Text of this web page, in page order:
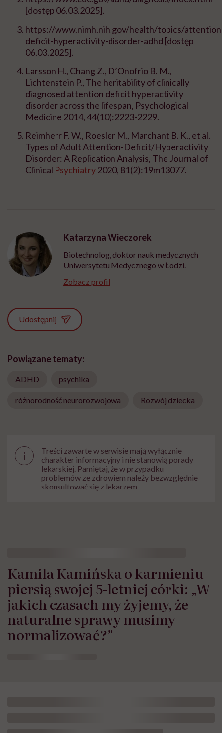
[dostęp 06.03.2025].
https://www.nimh.nih.gov/health/topics/
deficit-hyperactivity-disorder-adhd [dostęp
06.03.2025].
Larsson H., Chang Z., D’Onofrio B. M.,
Lichtenstein P., The heritability of clinically
diagnosed attention deficit hyperactivity
disorder across the lifespan, Psychological
Medicine 2014, 44(10):2223-2229.
Reimherr F. W., Roesler M., Marchant B. K., et al.
Types of Adult Attention-Deficit/Hyperactivity
Disorder: A Replication Analysis, The Journal of
Clinical Psychiatry 2020, 81(2):19m13077.
Katarzyna Wieczorek
Biotechnolog, doktor nauk medycznych
Uniwersytetu Medycznego w Łodzi.
Zobacz profil
Udostępnij
Powiązane tematy:
ADHD psychika
różnorodność neurorozwojowa Rozwój dziecka
i
Treści zawarte w serwisie mają wyłącznie
charakter informacyjny i nie stanowią porady
lekarskiej. Pamiętaj, że w przypadku
problemów ze zdrowiem należy bezwzględnie
skonsultować się z lekarzem.
Kamila Kamińska o karmieniu
piersią swojej 5-letniej córki: „W
jakich czasach my żyjemy, że
naturalne sprawy musimy
normalizować?”